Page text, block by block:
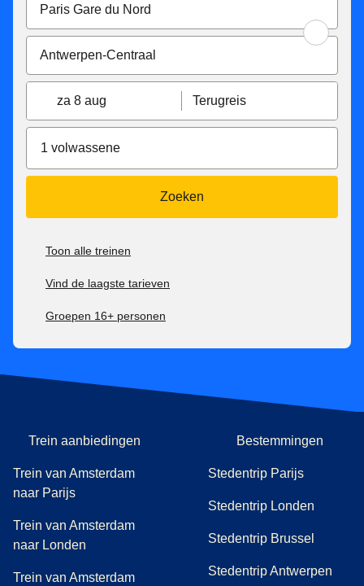
van/naar Paris Nord, Marne-La-Vallée Chessy, Paris
Charles de Gaulle Airport, Aachen Hbf, Koeln Hbf,
Düsseldorf Hbf, Düsseldorf Airport, Duisburg Hbf, Essen
Hbf, Dortmund Hbf. Afhankelijk van beschikbaarheid.
Eurostar Standard en Eurostar Plus tarief tickets zijn:
vertrektijd, daarna zijn ze inwisselbaar tegen een
vergoeding van €15 tot de vertrektijd. Ze kunnen niet
worden omgewisseld nadat de trein is vertrokken.
voor vertrektijd, daarna niet meer terugbetaalbaar.
Tickets voor het Eurostar Premier-tarief zijn:
Inwisselbaar zonder extra kosten tot 1 uur na vertrektijd,
meer.
za 8 aug Terugreis
1 volwassene
Zoeken
Toon alle treinen
Vind de laagste tarieven
Groepen 16+ personen
Trein aanbiedingen
Trein van Amsterdam
naar Parijs
Trein van Amsterdam
naar Londen
Trein van Amsterdam
Bestemmingen
Stedentrip Parijs
Stedentrip Londen
Stedentrip Brussel
Stedentrip Antwerpen